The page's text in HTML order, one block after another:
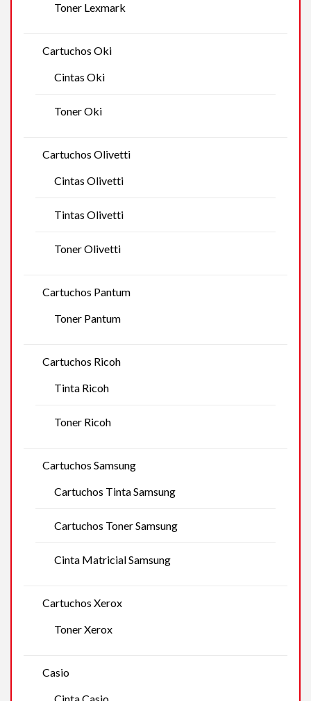
Toner Lexmark
Cartuchos Oki
Cintas Oki
Toner Oki
Cartuchos Olivetti
Cintas Olivetti
Tintas Olivetti
Toner Olivetti
Cartuchos Pantum
Toner Pantum
Cartuchos Ricoh
Tinta Ricoh
Toner Ricoh
Cartuchos Samsung
Cartuchos Tinta Samsung
Cartuchos Toner Samsung
Cinta Matricial Samsung
Cartuchos Xerox
Toner Xerox
Casio